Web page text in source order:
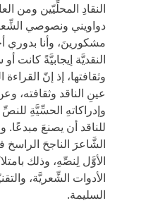
النقادِ المحلِّيّين ومن
دواويني ونصوصي
مشكورينَ، وأنا بدوري
النقديَّة إيجابيَّةً كانت
وثقافتها، إذ إنّ
عينِ الناقد وثقافته،
وإدراكاتهِ الحسِّيَّةِ
للناقد أن يصنعَ مبدعًا.
الشَّاعرَ الناجحَ الراسخ
الأوَّل لِنصِّهِ، وذلك
الأدوات الشِّعريَّة،
السليمة.